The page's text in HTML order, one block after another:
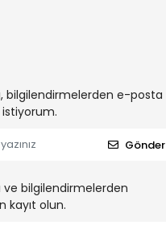
bilgilendirmelerden e-posta
Gönder
bilgilendirmelerden
kayıt olun.